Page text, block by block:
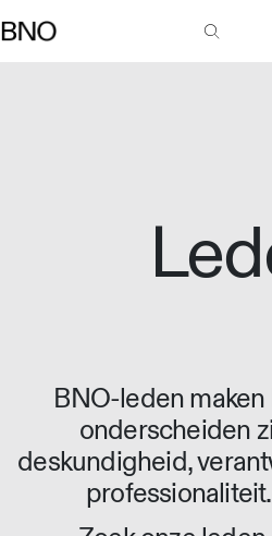
BNO-leden
onderscheiden
deskundigheid,